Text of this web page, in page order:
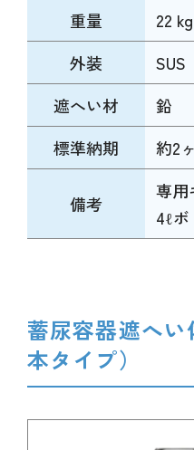
重量
22 kg
外装
SUS
遮へい材
鉛
標準納期
約2
備考
専用
4ℓ
蓄尿容器遮へ
本タイプ）